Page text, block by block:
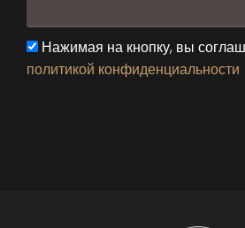
Нажимая на кнопку, вы
политикой конфиденциальности